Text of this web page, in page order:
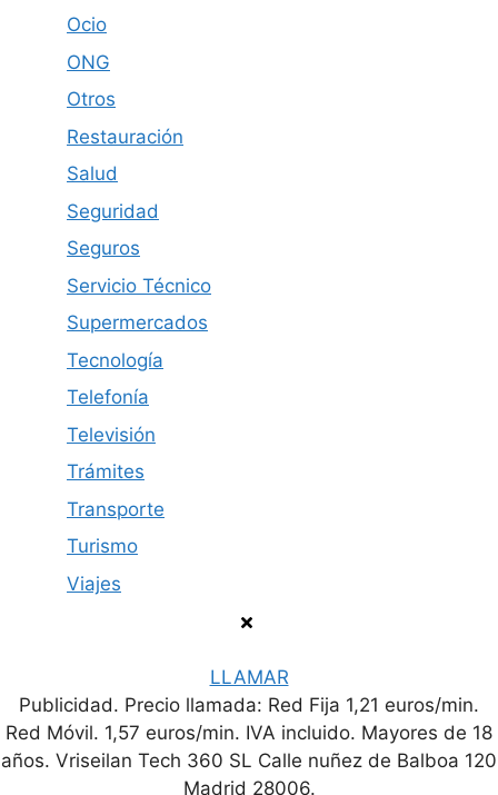
Ocio
ONG
Otros
Restauración
Salud
Seguridad
Seguros
Servicio Técnico
Supermercados
Tecnología
Telefonía
Televisión
Trámites
Transporte
Turismo
Viajes
Política de privacidad Contacto
Aviso legal
© 2026 Número de Teléfono
LLAMAR
Publicidad. Precio llamada: Red Fija 1,21 euros/min.
Red Móvil. 1,57 euros/min. IVA incluido. Mayores de 18
años. Vriseilan Tech 360 SL Calle nuñez de Balboa 120
Madrid 28006.